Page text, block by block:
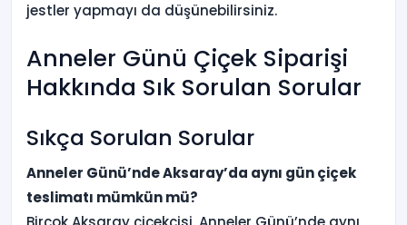
jestler yapmayı da düşünebilirsiniz.
Anneler Günü Çiçek Siparişi
Hakkında Sık Sorulan Sorular
Sıkça Sorulan Sorular
Anneler Günü’nde Aksaray’da aynı gün çiçek
teslimatı mümkün mü?